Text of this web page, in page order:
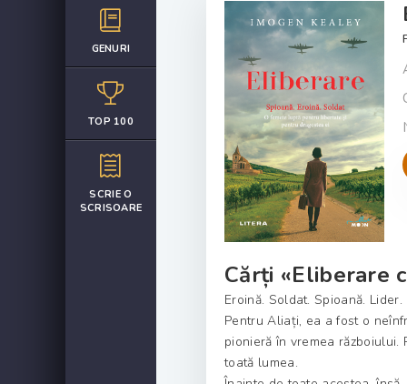
GENURI
TOP 100
SCRIE O
SCRISOARE
Cărți «Eliberare
Eroină. Soldat. Spioană.
Pentru Aliați, ea a fost o
pionieră în vremea războiului.
toată lumea.